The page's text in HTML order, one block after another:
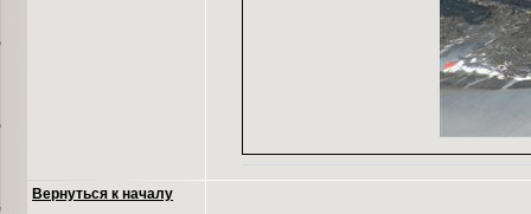
Вернуться к началу